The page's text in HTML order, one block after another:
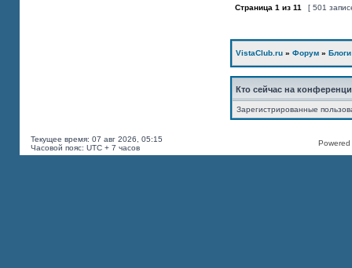
Страница 1 из 11 [ 501
VistaClub.ru » Форум » Блоги
Кто сейчас на
Зарегистрированные
Текущее время: 07 авг 2026, 05:15
Часовой пояс: UTC + 7 часов